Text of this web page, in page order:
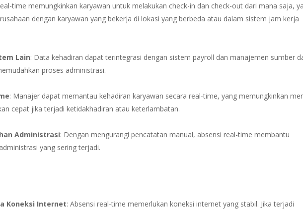
time memungkinkan karyawan untuk melakukan check-in dan check-out dari mana saja,
dengan karyawan yang bekerja di lokasi yang berbeda atau dalam sistem jam kerja
Lain: Data kehadiran dapat terintegrasi dengan sistem payroll dan manajemen sumber
proses administrasi.
: Manajer dapat memantau kehadiran karyawan secara real-time, yang memungkinkan
cepat jika terjadi ketidakhadiran atau keterlambatan.
Administrasi: Dengan mengurangi pencatatan manual, absensi real-time membantu
yang sering terjadi.
Koneksi Internet: Absensi real-time memerlukan koneksi internet yang stabil. Jika terjadi